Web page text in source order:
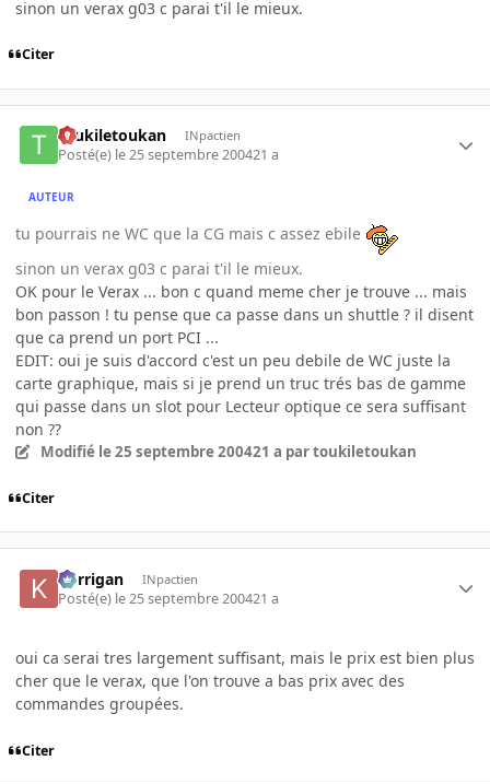
sinon un verax g03 c parai t'il le mieux.
Citer
toukiletoukan INpactien
Posté(e) le 25 septembre 200421 a
AUTEUR
tu pourrais ne WC que la CG mais c assez ebile
sinon un verax g03 c parai t'il le mieux.
OK pour le Verax ... bon c quand meme cher je trouve ... mais
bon passon ! tu pense que ca passe dans un shuttle ? il disent
que ca prend un port PCI ...
EDIT: oui je suis d'accord c'est un peu debile de WC juste la
carte graphique, mais si je prend un truc trés bas de gamme
qui passe dans un slot pour Lecteur optique ce sera suffisant
non ??
Modifié le 25 septembre 200421 a par toukiletoukan
Citer
korrigan INpactien
Posté(e) le 25 septembre 200421 a
oui ca serai tres largement suffisant, mais le prix est bien plus
cher que le verax, que l'on trouve a bas prix avec des
commandes groupées.
Citer